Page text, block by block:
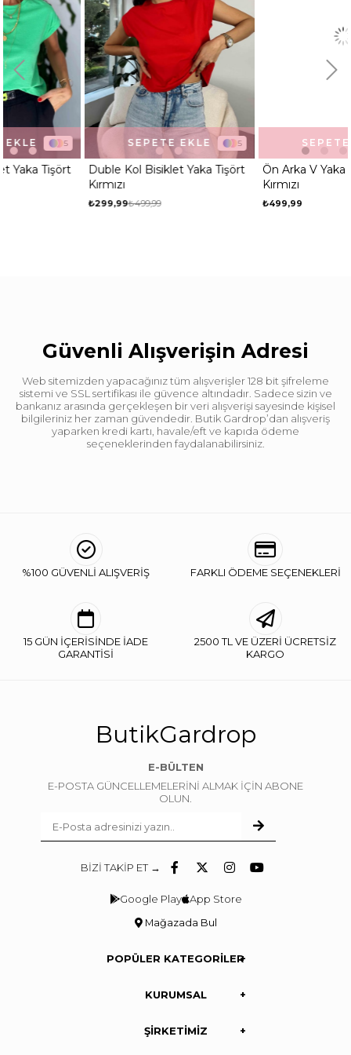
5
Duble Kol Bisiklet Yaka Tişört
SEPETE EKLE 3
Ön Arka V Yaka Basic Tişört
SEPETE EKLE
Güvenli Alışverişin Adresi
Web sitemizden yapacağınız tüm alışverişler 128 bit şifreleme
sistemi ve SSL sertifikası ile güvence altındadır. Sadece sizin ve
bankanız arasında gerçekleşen bir veri alışverişi sayesinde kişisel
bilgileriniz her zaman güvendedir. Butik Gardrop’dan alışveriş
yaparken kredi kartı, havale/eft ve kapıda ödeme
seçeneklerinden faydalanabilirsiniz.
%100 GÜVENLİ ALIŞVERİŞ FARKLI ÖDEME SEÇENEKLERİ
15 GÜN İÇERİSİNDE İADE
GARANTİSİ
2500 TL VE ÜZERİ ÜCRETSİZ
KARGO
ButikGardrop
E-BÜLTEN
E-POSTA GÜNCELLEMELERİNİ ALMAK İÇİN ABONE
OLUN.
BİZİ TAKİP ET →
Google Play App Store
Mağazada Bul
POPÜLER KATEGORİLER
KURUMSAL
ŞİRKETİMİZ